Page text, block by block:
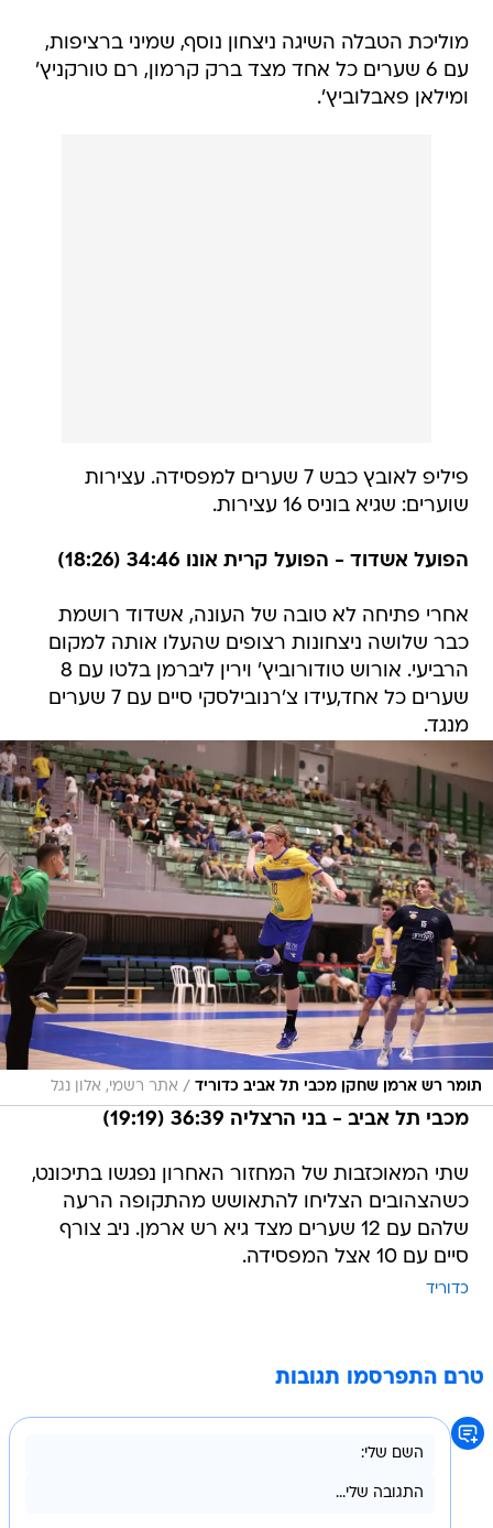
מוליכת הטבלה השיגה ניצחון נוסף, שמיני ברציפות,
עם 6 שערים כל אחד מצד ברק קרמון, רם טורקניץ'
ומילאן פאבלוביץ'.
פיליפ לאובץ כבש 7 שערים למפסידה. עצירות
שוערים: שגיא בוניס 16 עצירות.
הפועל אשדוד - הפועל קרית אונו 34:46 (18:26)
אחרי פתיחה לא טובה של העונה, אשדוד רושמת
כבר שלושה ניצחונות רצופים שהעלו אותה למקום
הרביעי. אורוש טודורוביץ' וירין ליברמן בלטו עם 8
שערים כל אחד,עידו צ'רנובילסקי סיים עם 7 שערים
מנגד.
תומר רש ארמן שחקן מכבי תל אביב כדוריד / אתר רשמי, אלון נגל
מכבי תל אביב - בני הרצליה 36:39 (19:19)
שתי המאוכזבות של המחזור האחרון נפגשו בתיכונט,
כשהצהובים הצליחו להתאושש מהתקופה הרעה
שלהם עם 12 שערים מצד גיא רש ארמן. ניב צורף
סיים עם 10 אצל המפסידה.
כדוריד
טרם התפרסמו תגובות